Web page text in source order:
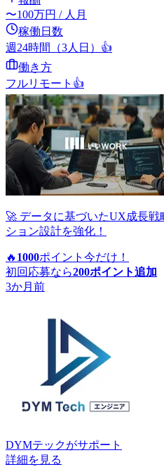
〜100万円 / 人月
稼働日数
週24時間（3人日） 👍
働き方
フルリモート 👍
🚀 データに基づいたUX成長
ション設計を強化！
🔥 1000ポイント 今だけ！
初回応募なら200ポイント追加
3か月前
DYMテックがサポート
詳細を見る